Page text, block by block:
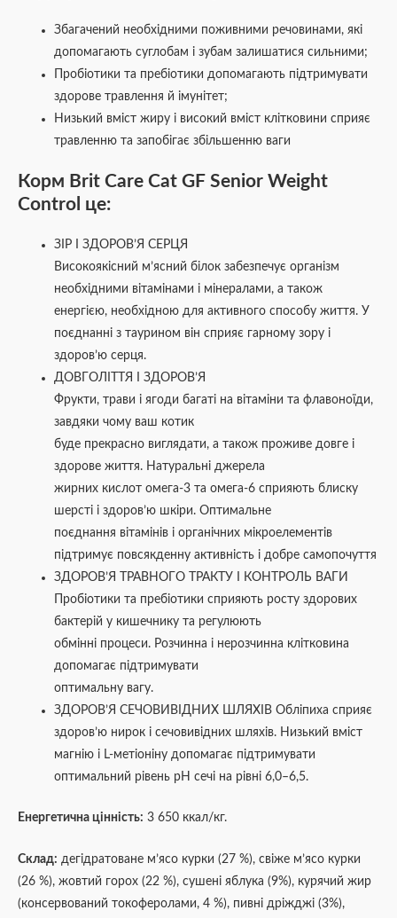
Збагачений необхідними поживними речовинами, які
допомагають суглобам і зубам залишатися сильними;
Пробіотики та пребіотики допомагають підтримувати
здорове травлення й імунітет;
Низький вміст жиру і високий вміст клітковини сприяє
травленню та запобігає збільшенню ваги
Корм Brit Care Cat GF Senior Weight
Control це:
ЗІР І ЗДОРОВ’Я СЕРЦЯ
Високоякісний м’ясний білок забезпечує організм
необхідними вітамінами і мінералами, а також
енергією, необхідною для активного способу життя. У
поєднанні з таурином він сприяє гарному зору і
здоров’ю серця.
ДОВГОЛІТТЯ І ЗДОРОВ’Я
Фрукти, трави і ягоди багаті на вітаміни та флавоноїди,
завдяки чому ваш котик
буде прекрасно виглядати, а також проживе довге і
здорове життя. Натуральні джерела
жирних кислот омега-3 та омега-6 сприяють блиску
шерсті і здоров’ю шкіри. Оптимальне
поєднання вітамінів і органічних мікроелементів
підтримує повсякденну активність і добре самопочуття
ЗДОРОВ’Я ТРАВНОГО ТРАКТУ І КОНТРОЛЬ ВАГИ
Пробіотики та пребіотики сприяють росту здорових
бактерій у кишечнику та регулюють
обмінні процеси. Розчинна і нерозчинна клітковина
допомагає підтримувати
оптимальну вагу.
ЗДОРОВ’Я СЕЧОВИВІДНИХ ШЛЯХІВ Обліпиха сприяє
здоров’ю нирок і сечовивідних шляхів. Низький вміст
магнію і L-метіоніну допомагає підтримувати
оптимальний рівень pH сечі на рівні 6,0–6,5.
Енергетична цінність: 3 650 ккал/кг.
Склад: дегідратоване м’ясо курки (27 %), свіже м’ясо курки
(26 %), жовтий горох (22 %), сушені яблука (9%), курячий жир
(консервований токоферолами, 4 %), пивні дріжджі (3%),